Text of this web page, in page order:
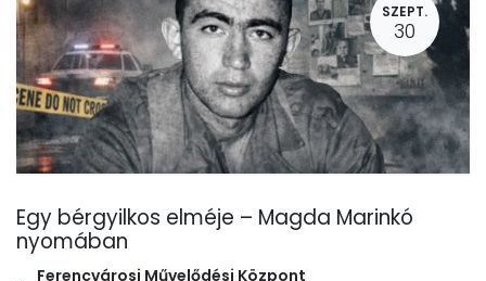
SZEPT.
30
Egy bérgyilkos elméje – Magda Marinkó
nyomában
Ferencvárosi Művelődési Központ